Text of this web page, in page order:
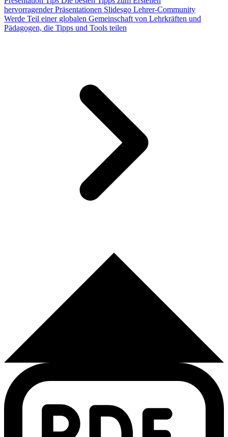
hervorragender Präsentationen Slidesgo Lehrer-Community
Werde Teil einer globalen Gemeinschaft von Lehrkräften und
Pädagogen, die Tipps und Tools teilen